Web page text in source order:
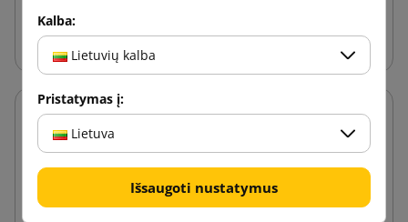
Kalba:
Lietuvių kalba
Pristatymas į:
Lietuva
Išsaugoti nustatymus